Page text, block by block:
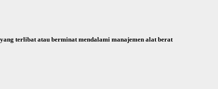
terlibat atau berminat mendalami manajemen alat berat